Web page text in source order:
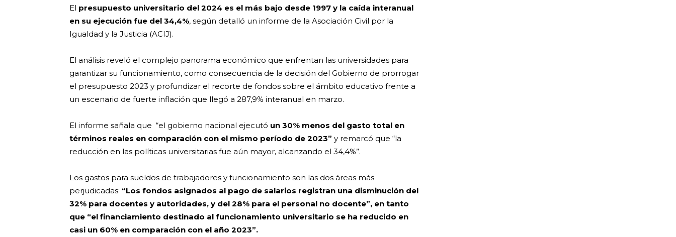
El presupuesto universitario del 2024 es el más bajo desde 1997 y la caída interanual
en su ejecución fue del 34,4%, según detalló un informe de la Asociación Civil por la
Igualdad y la Justicia (ACIJ).
El análisis reveló el complejo panorama económico que enfrentan las universidades para
garantizar su funcionamiento, como consecuencia de la decisión del Gobierno de prorrogar
el presupuesto 2023 y profundizar el recorte de fondos sobre el ámbito educativo frente a
un escenario de fuerte inflación que llegó a 287,9% interanual en marzo.
El informe sañala que “el gobierno nacional ejecutó un 30% menos del gasto total en
términos reales en comparación con el mismo período de 2023” y remarcó que “la
reducción en las políticas universitarias fue aún mayor, alcanzando el 34,4%”.
Los gastos para sueldos de trabajadores y funcionamiento son las dos áreas más
perjudicadas: “Los fondos asignados al pago de salarios registran una disminución del
32% para docentes y autoridades, y del 28% para el personal no docente”, en tanto
que “el financiamiento destinado al funcionamiento universitario se ha reducido en
casi un 60% en comparación con el año 2023”.